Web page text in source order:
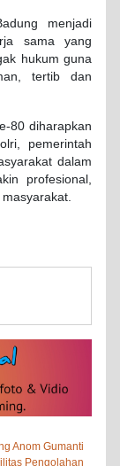
menjadi
sama yang
hukum guna
tertib dan
80 diharapkan
pemerintah
dalam
profesional,
Anom Gumanti
Pengolahan